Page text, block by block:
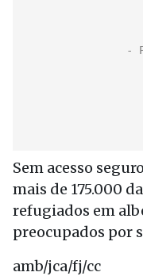
Sem acesso
mais de 175.000
refugiados em
preocupados por
amb/jca/fj/cc